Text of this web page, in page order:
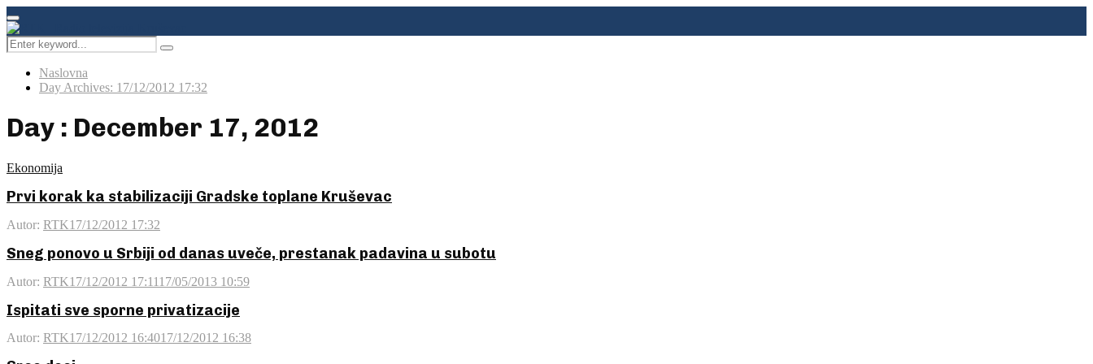
Facebook
Instagram
Youtube
Primary
Menu
Search
for:
Pretraga
Naslovna
Day Archives: 17/12/2012 17:32
Day : December 17, 2012
Ekonomija
Prvi korak ka stabilizaciji Gradske toplane Kruševac
Autor: RTK17/12/2012 17:32
Sneg ponovo u Srbiji od danas uveče, prestanak padavina u subotu
Autor: RTK17/12/2012 17:1117/05/2013 10:59
Ispitati sve sporne privatizacije
Autor: RTK17/12/2012 16:4017/12/2012 16:38